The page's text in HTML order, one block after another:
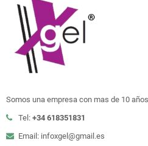
Somos una empresa con mas de 10
Tel: +34 618351831
Email: infoxgel@gmail.es